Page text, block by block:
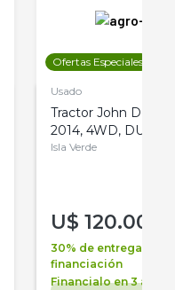
Ofertas Especiales
Usado
Tractor John Deere
2014, 4WD, DUAL
Isla Verde
U$ 120.000
30% de entrega +
financiación
Financialo en 3 años